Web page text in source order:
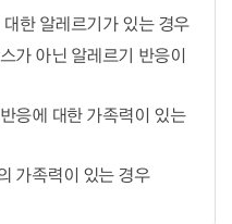
한 알레르기가 있는 경우
가 아닌 알레르기 반응이
응에 대한 가족력이 있는
가족력이 있는 경우